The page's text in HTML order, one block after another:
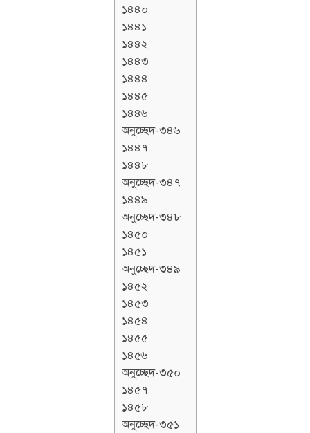
১৪৪০
১৪৪১
১৪৪২
১৪৪৩
১৪৪৪
১৪৪৫
১৪৪৬
অনুচ্ছেদ-৩৪৬
১৪৪৭
১৪৪৮
অনুচ্ছেদ-৩৪৭
১৪৪৯
অনুচ্ছেদ-৩৪৮
১৪৫০
১৪৫১
অনুচ্ছেদ-৩৪৯
১৪৫২
১৪৫৩
১৪৫৪
১৪৫৫
১৪৫৬
অনুচ্ছেদ-৩৫০
১৪৫৭
১৪৫৮
অনুচ্ছেদ-৩৫১